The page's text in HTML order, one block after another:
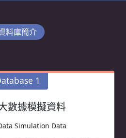
料庫簡介
1
數據模擬資料
Simulation Data